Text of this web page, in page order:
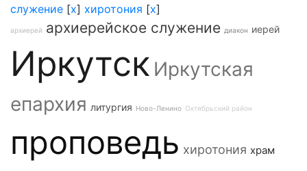
служение [x] хиротония [x]
архиерей архиерейское служение диакон иерей
Иркутск Иркутская
епархия литургия Ново-Ленино Октябрьский район
проповедь хиротония храм